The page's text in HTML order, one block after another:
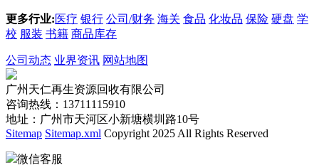
更多行业:医疗 银行 公司/财务 海关 食品 化妆品 保险 硬盘 学
校 服装 书籍 商品库存
公司动态 业界资讯 网站地图
广州天仁再生资源回收有限公司
咨询热线：13711115910
地址：广州市天河区小新塘横圳路10号
Sitemap Sitemap.xml Copyright 2025 All Rights Reserved
微信客服